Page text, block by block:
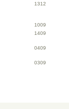
1312
1009
1409
0409
0309